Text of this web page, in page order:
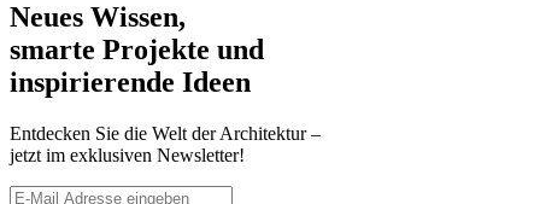
Neues Wissen,
smarte Projekte und
inspirierende Ideen
Entdecken Sie die Welt der Architektur –
jetzt im exklusiven Newsletter!